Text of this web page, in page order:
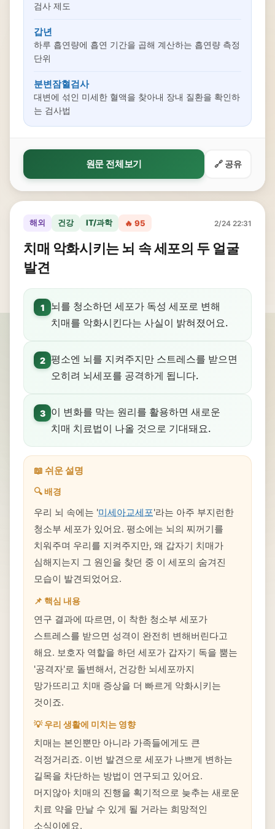
검사 제도
갑년
하루 흡연량에 흡연 기간을 곱해 계산하는 흡연량 측정
단위
분변잠혈검사
대변에 섞인 미세한 혈액을 찾아내 장내 질환을 확인하
는 검사법
원문 전체보기 🔗 공유
해외 건강 IT/과학 🔥 95 2/24 22:31
치매 악화시키는 뇌 속 세포의 두 얼굴
발견
1
뇌를 청소하던 세포가 독성 세포로 변해
치매를 악화시킨다는 사실이 밝혀졌어요.
2 평소엔 뇌를 지켜주지만 스트레스를 받으면
오히려 뇌세포를 공격하게 됩니다.
3
이 변화를 막는 원리를 활용하면 새로운
치매 치료법이 나올 것으로 기대돼요.
📖 쉬운 설명
🔍 배경
우리 뇌 속에는 '미세아교세포'라는 아주 부지런한
청소부 세포가 있어요. 평소에는 뇌의 찌꺼기를
치워주며 우리를 지켜주지만, 왜 갑자기 치매가
심해지는지 그 원인을 찾던 중 이 세포의 숨겨진
모습이 발견되었어요.
📌 핵심 내용
연구 결과에 따르면, 이 착한 청소부 세포가
스트레스를 받으면 성격이 완전히 변해버린다고
해요. 보호자 역할을 하던 세포가 갑자기 독을 뿜는
'공격자'로 돌변해서, 건강한 뇌세포까지
망가뜨리고 치매 증상을 더 빠르게 악화시키는
것이죠.
💡 우리 생활에 미치는 영향
치매는 본인뿐만 아니라 가족들에게도 큰
걱정거리죠. 이번 발견으로 세포가 나쁘게 변하는
길목을 차단하는 방법이 연구되고 있어요.
머지않아 치매의 진행을 획기적으로 늦추는 새로운
치료 약을 만날 수 있게 될 거라는 희망적인
소식이에요.